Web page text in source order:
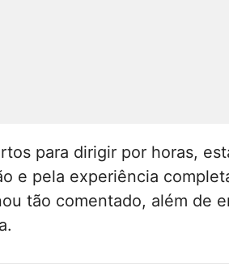
para dirigir por horas,
e pela experiência
tão comentado, além de